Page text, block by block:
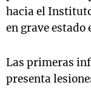
hacia el
en grave
Las primeras
presenta